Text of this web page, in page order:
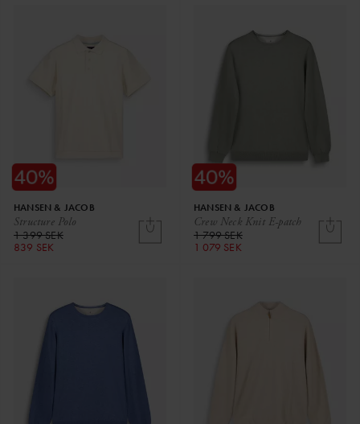
Structure Polo
HANSEN & JACOB
1 399 SEK
839 SEK
Crew Neck Knit E-patch
HANSEN & JACOB
1 799 SEK
1 079 SEK